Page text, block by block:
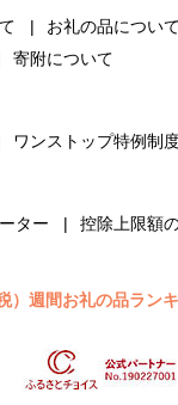
お礼の品について
寄附について
ワンストップ特例制
ター
控除上限額
）週間お礼の品ラン